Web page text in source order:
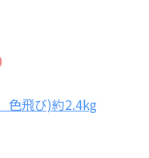
色飛び)約2.4kg